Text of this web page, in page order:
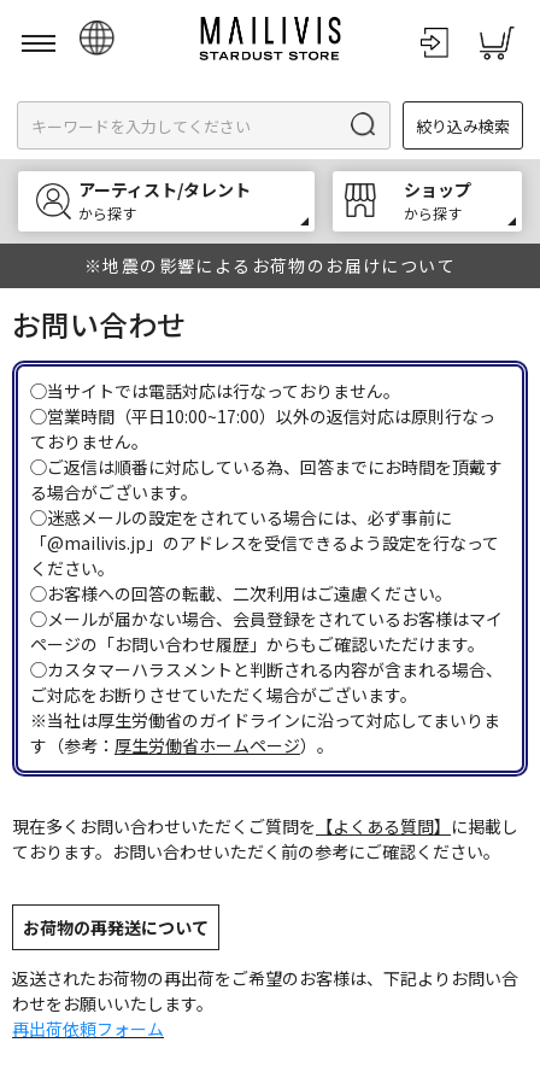
English
한국어
中文
絞り込み検索
アーティスト/タレント
から探す
ショップ
から探す
※地震の影響によるお荷物のお届けについて
お問い合わせ
◯当サイトでは電話対応は行なっておりません。
◯営業時間（平日10:00~17:00）以外の返信対応は原則行なっ
ておりません。
◯ご返信は順番に対応している為、回答までにお時間を頂戴す
る場合がございます。
◯迷惑メールの設定をされている場合には、必ず事前に
「@mailivis.jp」のアドレスを受信できるよう設定を行なって
ください。
◯お客様への回答の転載、二次利用はご遠慮ください。
◯メールが届かない場合、会員登録をされているお客様はマイ
ページの「お問い合わせ履歴」からもご確認いただけます。
◯カスタマーハラスメントと判断される内容が含まれる場合、
ご対応をお断りさせていただく場合がございます。
※当社は厚生労働省のガイドラインに沿って対応してまいりま
す（参考： 厚生労働省ホームページ）。
現在多くお問い合わせいただくご質問を 【よくある質問】 に掲載し
ております。お問い合わせいただく前の参考にご確認ください。
お荷物の再発送について
返送されたお荷物の再出荷をご希望のお客様は、下記よりお問い合
わせをお願いいたします。
再出荷依頼フォーム